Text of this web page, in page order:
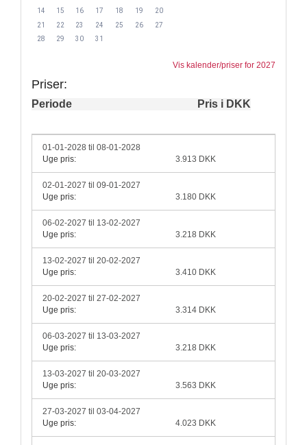
14
15 16 17 18 19
20
21
22 23 24 25 26
27
28
29 30 31
Vis kalender/priser for 2027
Priser:
Periode Pris i DKK
01-01-2028 til 08-01-2028
Uge pris:
3.913 DKK
02-01-2027 til 09-01-2027
Uge pris:
3.180 DKK
06-02-2027 til 13-02-2027
Uge pris:
3.218 DKK
13-02-2027 til 20-02-2027
Uge pris:
3.410 DKK
20-02-2027 til 27-02-2027
Uge pris:
3.314 DKK
06-03-2027 til 13-03-2027
Uge pris:
3.218 DKK
13-03-2027 til 20-03-2027
Uge pris:
3.563 DKK
27-03-2027 til 03-04-2027
Uge pris:
4.023 DKK